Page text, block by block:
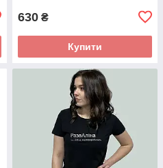
630 ₴
Купити